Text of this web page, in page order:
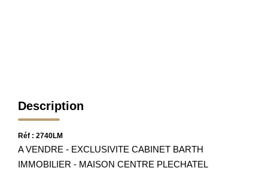
Description
Réf : 2740LM
A VENDRE - EXCLUSIVITE CABINET BARTH
IMMOBILIER - MAISON CENTRE PLECHATEL